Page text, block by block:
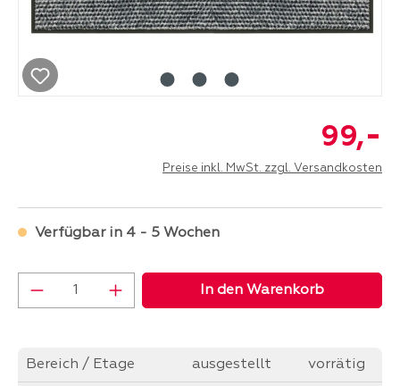
99,-
Preise inkl. MwSt. zzgl. Versandkosten
Verfügbar in 4 - 5 Wochen
Produkt Anzahl: Gib den gewünschten
In den Warenkorb
Bereich / Etage ausgestellt vorrätig